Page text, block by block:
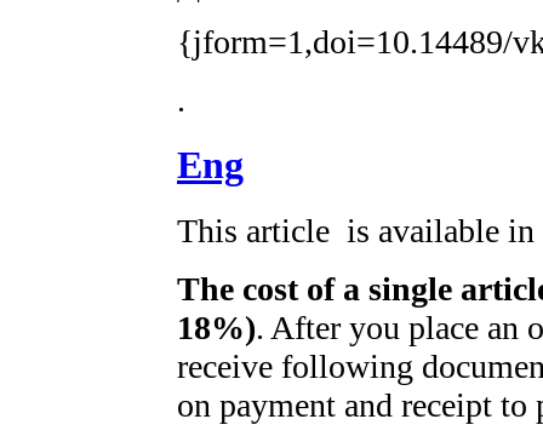
{jform=1,doi=10.14489/
.
Eng
This article is available
The cost of a single
18%). After you place an
receive following
on payment and receipt to